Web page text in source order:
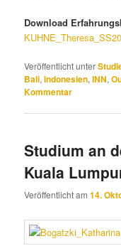
Download
Veröffentlicht unter
Bali,Indonesien,INN,
Kommentar
Studium an
Kuala
Veröffentlicht am14.